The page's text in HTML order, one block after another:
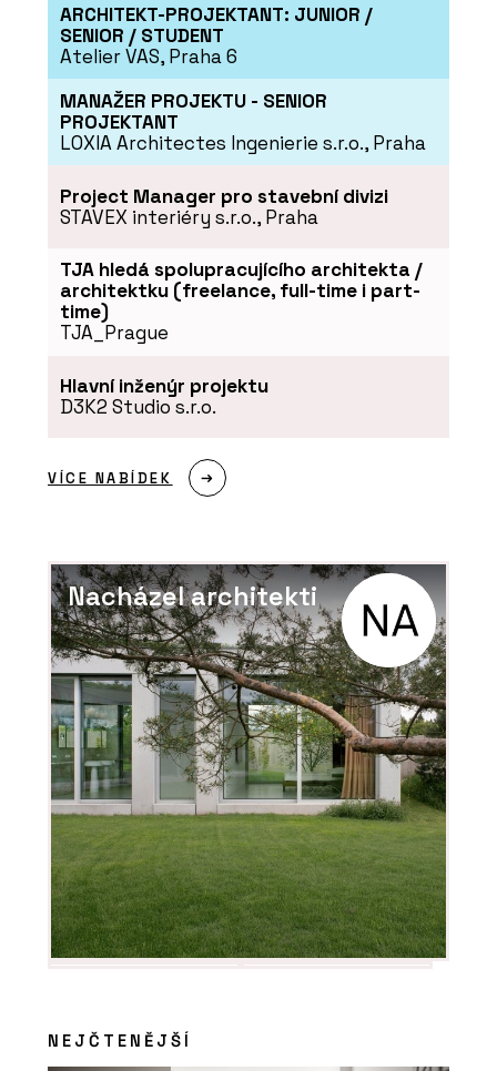
ARCHITEKT-PROJEKTANT: JUNIOR /
SENIOR / STUDENT
Atelier VAS, Praha 6
MANAŽER PROJEKTU - SENIOR
PROJEKTANT
LOXIA Architectes Ingenierie s.r.o., Praha
Project Manager pro stavební divizi
STAVEX interiéry s.r.o., Praha
TJA hledá spolupracujícího architekta /
architektku (freelance, full-time i part-
time)
TJA_Prague
Hlavní inženýr projektu
D3K2 Studio s.r.o.
VÍCE NABÍDEK
Nacházel architekti
NEJČTENĚJŠÍ